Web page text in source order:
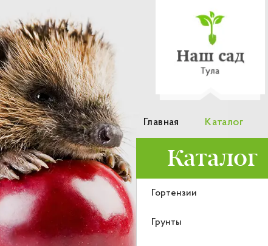
Главная Каталог
Каталог
Гортензии
Грунты